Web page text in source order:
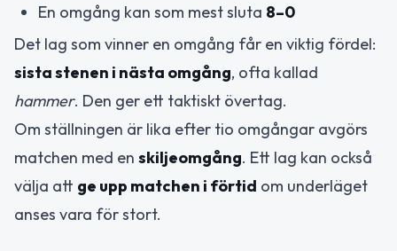
En omgång kan som mest sluta 8–0
Det lag som vinner en omgång får en viktig fördel:
sista stenen i nästa omgång, ofta kallad
hammer. Den ger ett taktiskt övertag.
Om ställningen är lika efter tio omgångar avgörs
matchen med en skiljeomgång. Ett lag kan också
välja att ge upp matchen i förtid om underläget
anses vara för stort.